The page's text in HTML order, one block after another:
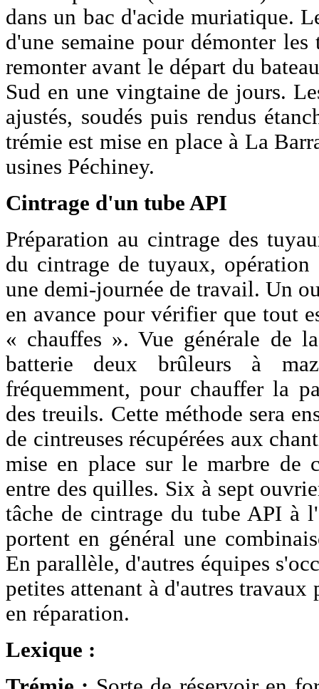
dans un bac d'acide muriatique.
d'une semaine pour démonter
remonter avant le départ du
Sud en une vingtaine de jours.
ajustés, soudés puis rendus
trémie est mise en place à La
usines Péchiney.
Cintrage d'un tube API
Préparation au cintrage des
du cintrage de tuyaux,
une demi-journée de travail. Un
en avance pour vérifier que tout
« chauffes ». Vue générale de
batterie deux brûleurs à
fréquemment, pour chauffer la
des treuils. Cette méthode sera
de cintreuses récupérées aux
mise en place sur le marbre de
entre des quilles. Six à sept
tâche de cintrage du tube API à
portent en général une
En parallèle, d'autres équipes
petites attenant à d'autres travaux
en réparation.
Lexique :